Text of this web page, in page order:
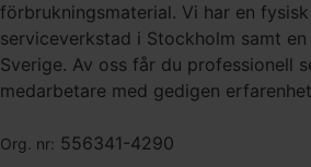
förbrukningsmaterial. Vi har en
serviceverkstad i Stockholm samt
Sverige. Av oss får du professionell
medarbetare med gedigen
Org. nr: 556341-4290